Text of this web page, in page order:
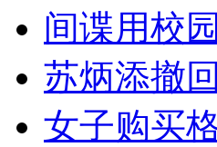
间谍用校
苏炳添撤
女子购买